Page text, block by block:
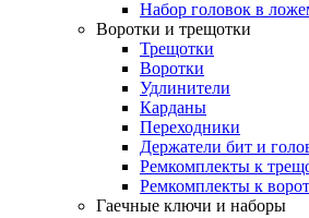
Набор головок в
Воротки и трещотки
Трещотки
Воротки
Удлинители
Карданы
Переходники
Держатели бит и
Ремкомплекты к
Ремкомплекты к
Гаечные ключи и наборы